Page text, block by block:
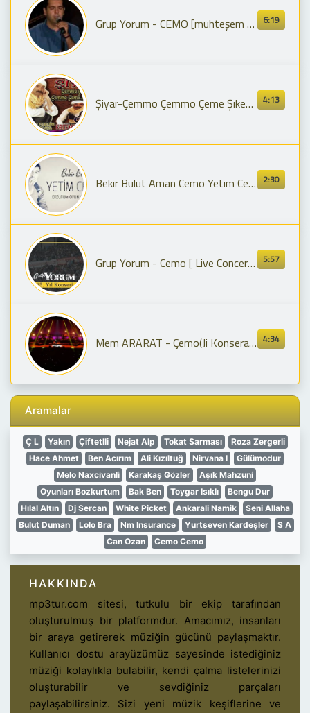
6:19
Grup Yorum - CEMO [muhteşem konser yorumu ile....
4:13
Şiyar-Çemmo Çemmo Çeme Şıkestune (Hozan Şiyar Ferqînî-Hozan Şiyar Farqînî)(Nehir)
2:30
Bekir Bulut Aman Cemo Yetim Cemo-Erzurum Müzik @ErzurumMüzik
5:57
Grup Yorum - Cemo [ Live Concert © 2010 Kalan Müzik ]
4:34
Mem ARARAT - Çemo(Ji Konsera Stenbolê Ya li Volkswagen Arena 28/04/2023)
Aramalar
Ç L Yakın Çiftetlli Nejat Alp Tokat Sarması
Roza Zergerli
Hace Ahmet
Ben Acırım Ali Kızıltuğ Nirvana I
Gülümodur
Melo Naxcivanli
Karakaş Gözler
Aşık Mahzuni
Oyunları Bozkurtum
Bak Ben Toygar Isıklı
Bengu Dur
Hılal Altın
Dj Sercan White Picket Ankarali Namik
Seni Allaha
Bulut Duman
Lolo Bra Nm Insurance Yurtseven Kardeşler
S A
Can Ozan
Cemo Cemo
HAKKINDA
mp3tur.com sitesi, tutkulu bir ekip tarafından
oluşturulmuş bir platformdur. Amacımız, insanları
bir araya getirerek müziğin gücünü paylaşmaktır.
Kullanıcı dostu arayüzümüz sayesinde istediğiniz
müziği kolaylıkla bulabilir, kendi çalma listelerinizi
oluşturabilir ve sevdiğiniz parçaları
paylaşabilirsiniz. Sizi yeni müzik keşiflerine ve